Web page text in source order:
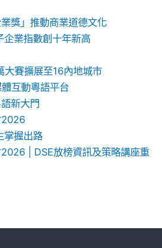
獎」推動商業道德文化
企業指數創十年新高
賽擴展至16內地城市
互動粵語平台
新大門
2026
掌握出路
| DSE放榜資訊及策略講座重